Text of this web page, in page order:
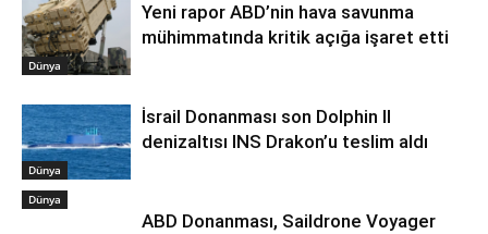
Dünya
Yeni rapor ABD’nin hava savunma
mühimmatında kritik açığa işaret etti
Dünya
İsrail Donanması son Dolphin II
denizaltısı INS Drakon’u teslim aldı
Dünya
ABD Donanması, Saildrone Voyager